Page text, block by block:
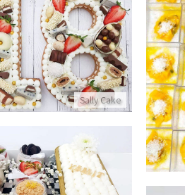
Sally Cake
עוגת מספרים לגיל 18
פרטים נוספים
מארז מושלם